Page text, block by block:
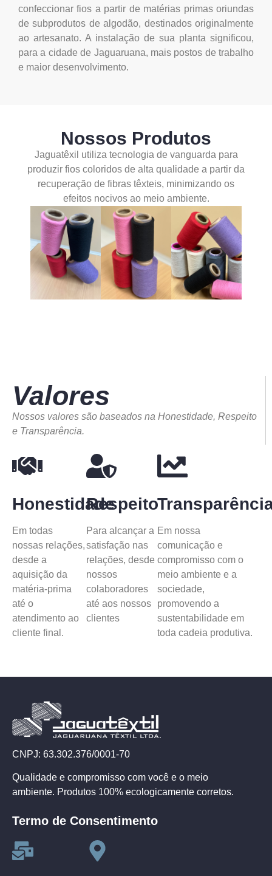
confeccionar fios a partir de matérias primas oriundas
de subprodutos de algodão, destinados originalmente
ao artesanato. A instalação de sua planta significou,
para a cidade de Jaguaruana, mais postos de trabalho
e maior desenvolvimento.
Nossos Produtos
Jaguatêxil utiliza tecnologia de vanguarda para
produzir fios coloridos de alta qualidade a partir da
recuperação de fibras têxteis, minimizando os
efeitos nocivos ao meio ambiente.
Valores
Nossos valores são baseados na Honestidade, Respeito
e Transparência.
Honestidade
Em todas
nossas relações,
desde a
aquisição da
matéria-prima
até o
atendimento ao
cliente final.
Respeito
Para alcançar a
satisfação nas
relações, desde
nossos
colaboradores
até aos nossos
clientes
Em nossa
comunicação e
compromisso com o
meio ambiente e a
sociedade,
promovendo a
sustentabilidade em
toda cadeia produtiva.
CNPJ: 63.302.376/0001-70
Qualidade e compromisso com você e o meio
ambiente. Produtos 100% ecologicamente corretos.
Termo de Consentimento